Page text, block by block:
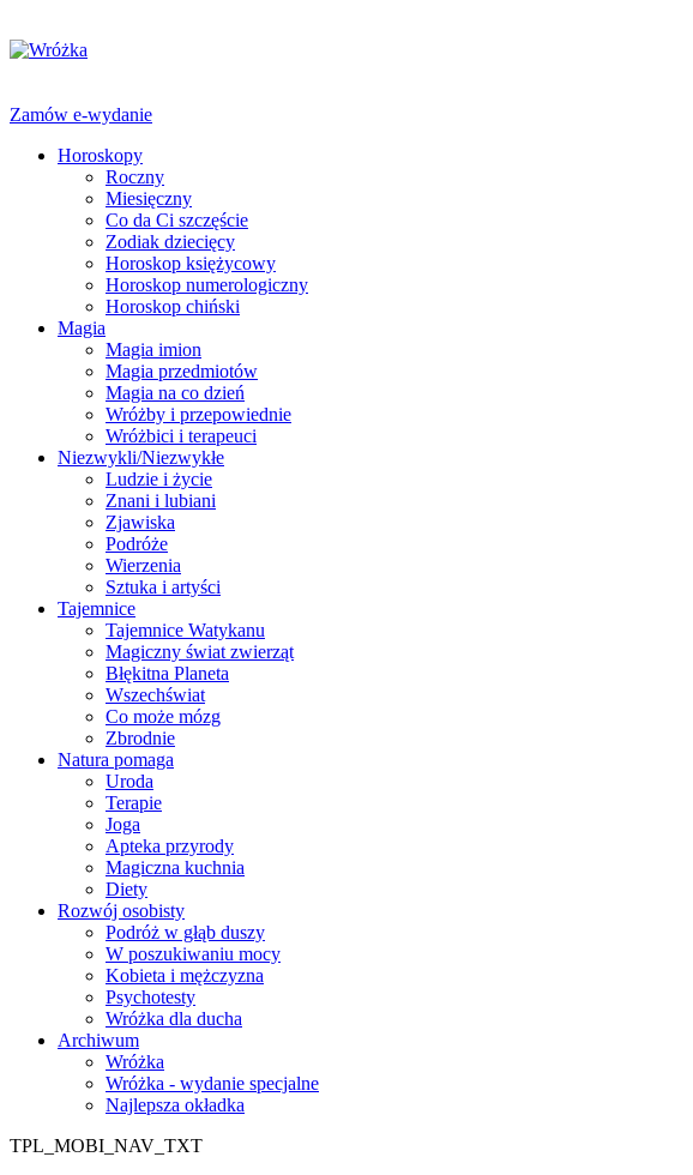
Zamów e-wydanie
Horoskopy
Roczny
Miesięczny
Co da Ci szczęście
Zodiak dziecięcy
Horoskop księżycowy
Horoskop numerologiczny
Horoskop chiński
Magia
Magia imion
Magia przedmiotów
Magia na co dzień
Wróżby i przepowiednie
Wróżbici i terapeuci
Niezwykli/Niezwykłe
Ludzie i życie
Znani i lubiani
Zjawiska
Podróże
Wierzenia
Sztuka i artyści
Tajemnice
Tajemnice Watykanu
Magiczny świat zwierząt
Błękitna Planeta
Wszechświat
Co może mózg
Zbrodnie
Natura pomaga
Uroda
Terapie
Joga
Apteka przyrody
Magiczna kuchnia
Diety
Rozwój osobisty
Podróż w głąb duszy
W poszukiwaniu mocy
Kobieta i mężczyzna
Psychotesty
Wróżka dla ducha
Archiwum
Wróżka
Wróżka - wydanie specjalne
Najlepsza okładka
TPL_MOBI_NAV_TXT